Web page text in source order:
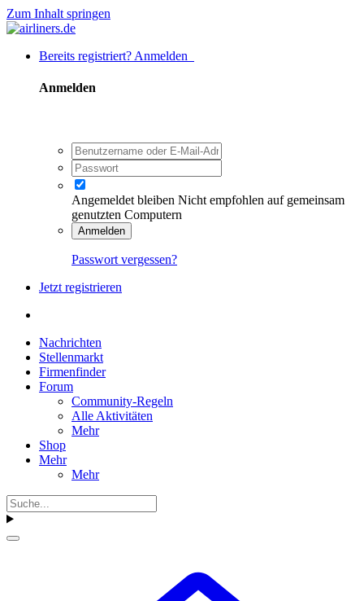
Zum Inhalt springen
Bereits registriert? Anmelden
Anmelden
Angemeldet bleiben Nicht empfohlen auf gemeinsam
genutzten Computern
Anmelden
Passwort vergessen?
Jetzt registrieren
Nachrichten
Stellenmarkt
Firmenfinder
Forum
Community-Regeln
Alle Aktivitäten
Mehr
Shop
Mehr
Mehr